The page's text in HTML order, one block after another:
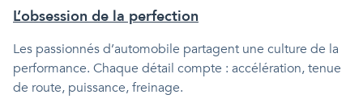
L’obsession de la perfection
Les passionnés d’automobile partagent une culture de la
performance. Chaque détail compte : accélération, tenue
de route, puissance, freinage.